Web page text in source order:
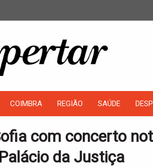
COIMBRA REGIÃO SAÚDE
com concerto
da Justiça